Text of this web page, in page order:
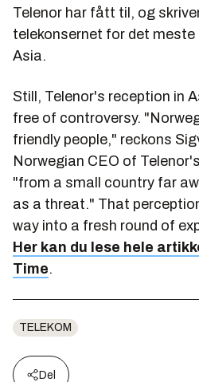
Telenor har fått til, og
telekonsernet for det meste
Asia.
Still, Telenor's reception in
free of controversy.
friendly people," reckons
Norwegian CEO of
"from a small country far
as a threat." That
way into a fresh round of
Her kan du lese hele
Time.
TELEKOM
Del